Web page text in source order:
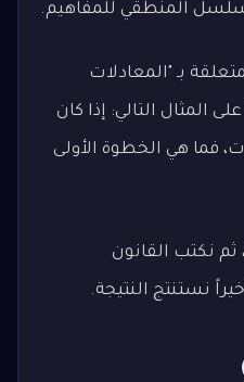
المنطقي للمفاهيم.
بـ "المعادلات
المثال التالي: إذا كان
فما هي الخطوة الأولى
ثم نكتب القانون
نستنتج النتيجة.